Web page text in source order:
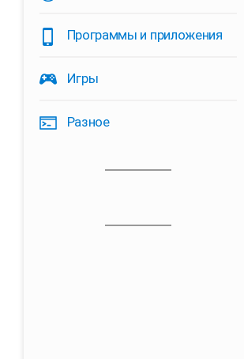
Программы и приложения
Игры
Разное